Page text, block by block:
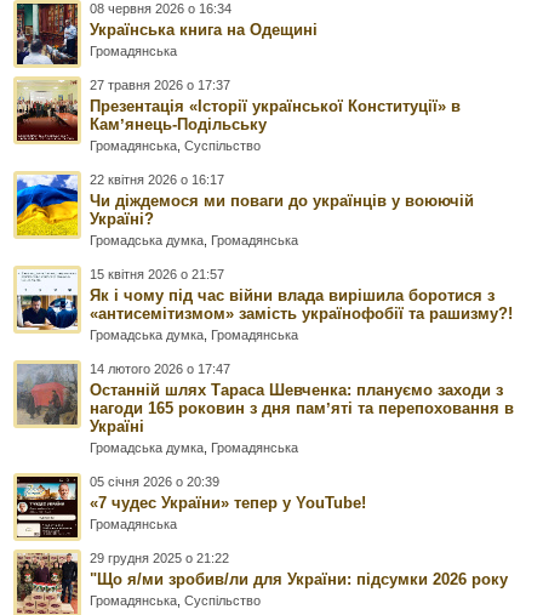
08 червня 2026 о 16:34
Українська книга на Одещині
Громадянська
27 травня 2026 о 17:37
Презентація «Історії української Конституції» в
Камʼянець-Подільську
Громадянська ,Суспільство
22 квітня 2026 о 16:17
Чи діждемося ми поваги до українців у воюючій
Україні?
Громадська думка Громадянська
15 квітня 2026 о 21:57
Як і чому під час війни влада вирішила боротися з
«антисемітизмом» замість українофобії та рашизму?!
Громадська думка Громадянська
14 лютого 2026 о 17:47
Останній шлях Тараса Шевченка: плануємо заходи з
нагоди 165 роковин з дня памʼяті та перепоховання в
Україні
Громадська думка Громадянська
05 січня 2026 о 20:39
«7 чудес України» тепер у YouTube!
Громадянська
29 грудня 2025 о 21:22
"Що я/ми зробив/ли для України: підсумки 2026 року
Громадянська ,Суспільство